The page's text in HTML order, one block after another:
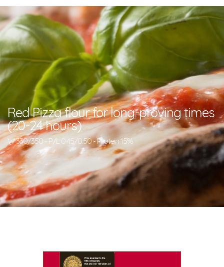
Red Pizza flour for long-proving times
(20-24 hours)
W 330/350 - P/L 0.45/0.50 - Protein 15%